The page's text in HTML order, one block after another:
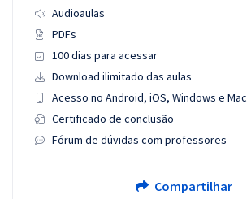
Audioaulas
PDFs
100 dias para acessar
Download ilimitado das aulas
Acesso no Android, iOS, Windows e Mac
Certificado de conclusão
Fórum de dúvidas com professores
Compartilhar